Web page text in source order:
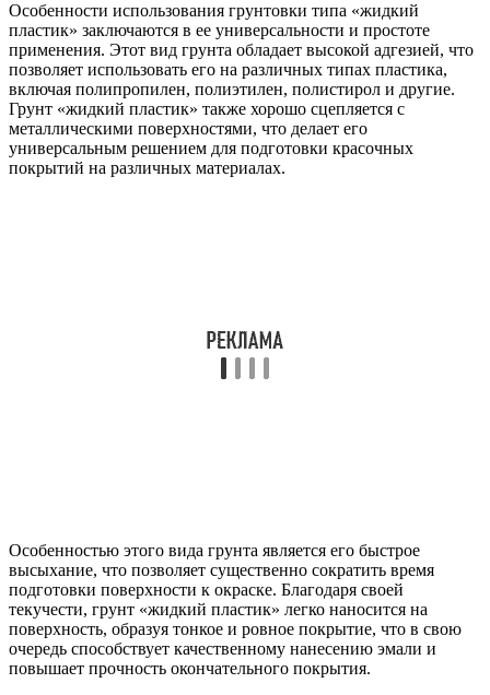
Особенности использования грунтовки типа «жидкий
пластик» заключаются в ее универсальности и простоте
применения. Этот вид грунта обладает высокой адгезией, что
позволяет использовать его на различных типах пластика,
включая полипропилен, полиэтилен, полистирол и другие.
Грунт «жидкий пластик» также хорошо сцепляется с
металлическими поверхностями, что делает его
универсальным решением для подготовки красочных
покрытий на различных материалах.
Особенностью этого вида грунта является его быстрое
высыхание, что позволяет существенно сократить время
подготовки поверхности к окраске. Благодаря своей
текучести, грунт «жидкий пластик» легко наносится на
поверхность, образуя тонкое и ровное покрытие, что в свою
очередь способствует качественному нанесению эмали и
повышает прочность окончательного покрытия.